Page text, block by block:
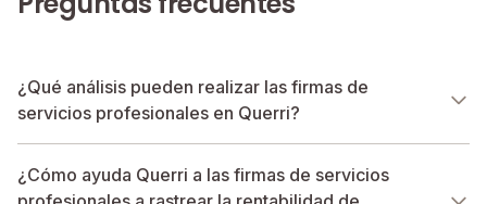
¿Qué análisis pueden realizar las firmas de
servicios profesionales en Querri?
¿Cómo ayuda Querri a las firmas de servicios